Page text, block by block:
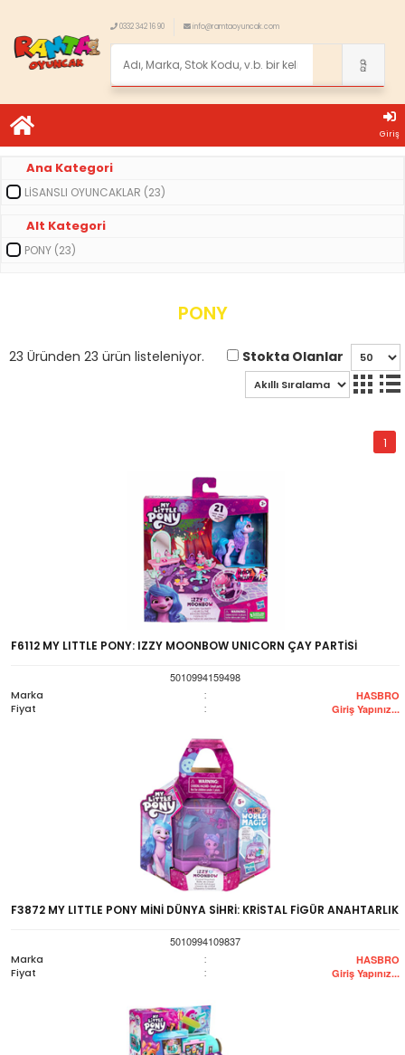
0332 342 16 90 info@ramtaoyuncak.com
Giriş
Ana Kategori
LİSANSLI OYUNCAKLAR (23)
Alt Kategori
PONY (23)
PONY
23 Üründen 23 ürün listeleniyor. Stokta Olanlar
1
F6112 MY LITTLE PONY: IZZY MOONBOW UNICORN ÇAY PARTİSİ
5010994159498
Marka
: HASBRO
Fiyat : Giriş Yapınız...
F3872 MY LITTLE PONY MİNİ DÜNYA SİHRİ: KRİSTAL FİGÜR ANAHTARLIK
5010994109837
Marka
: HASBRO
Fiyat : Giriş Yapınız...